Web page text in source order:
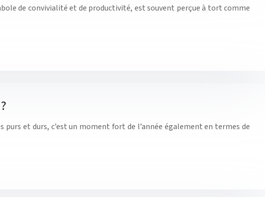
de convivialité et de productivité, est souvent perçue à tort comme
et durs, c’est un moment fort de l’année également en termes de